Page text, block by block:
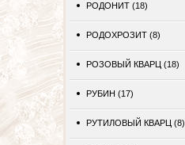
РОДОНИТ (18)
РОДОХРОЗИТ (8)
РОЗОВЫЙ КВАРЦ (18)
РУБИН (17)
РУТИЛОВЫЙ КВАРЦ (8)